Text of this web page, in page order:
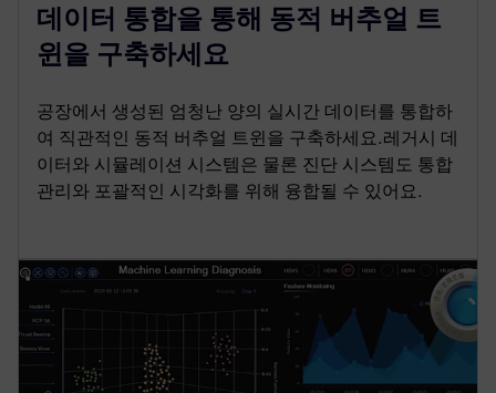
데이터 통합을 통해 동적 버추얼 트
윈을 구축하세요
공장에서 생성된 엄청난 양의 실시간 데이터를 통합하
여 직관적인 동적 버추얼 트윈을 구축하세요.레거시 데
이터와 시뮬레이션 시스템은 물론 진단 시스템도 통합
관리와 포괄적인 시각화를 위해 융합될 수 있어요.